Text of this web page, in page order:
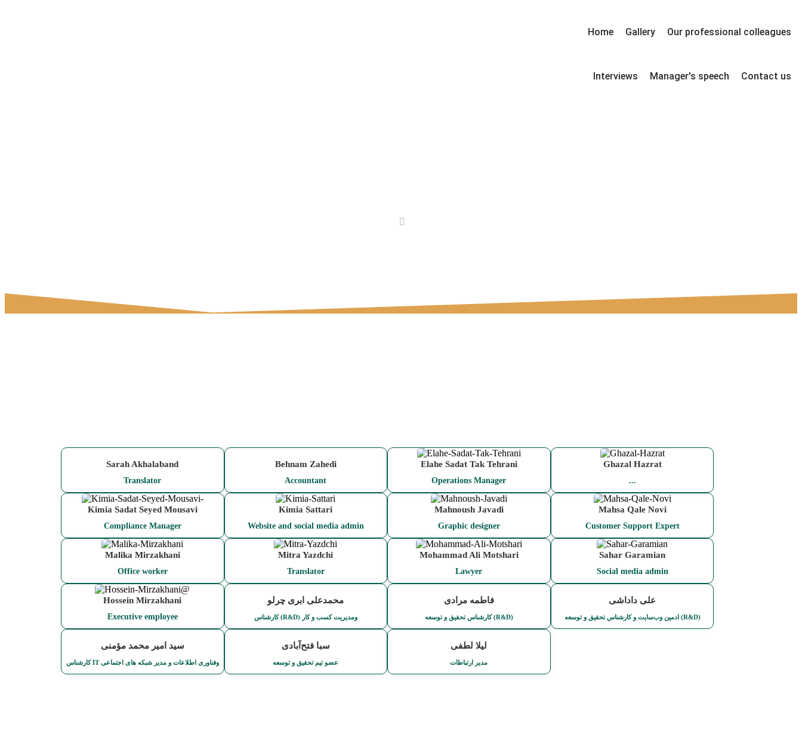
Home Gallery Our professional colleagues
Interviews Manager's speech Contact us
Sarah Akhalaband
Translator
Behnam Zahedi
Accountant
Elahe Sadat Tak Tehrani
Operations Manager
Ghazal Hazrat
...
Kimia Sadat Seyed Mousavi
Compliance Manager
Kimia Sattari
Website and social media admin
Mahnoush Javadi
Graphic designer
Mahsa Qale Novi
Customer Support Expert
Malika Mirzakhani
Office worker
Mitra Yazdchi
Translator
Mohammad Ali Motshari
Lawyer
Sahar Garamian
Social media admin
Hossein Mirzakhani
Executive employee
محمدعلی ابری چرلو
کارشناس (R&D) ومدیریت کسب و کار
فاطمه مرادی
کارشناس تحقیق و توسعه (R&D)
علی داداشی
ادمین وب‌سایت و کارشناس تحقیق و توسعه (R&D)
سید امیر محمد مؤمنی
کارشناس IT وفناوری اطلاعات و مدیر شبکه های اجتماعی
سبا فتح‌آبادی
عضو تیم تحقیق و توسعه
لیلا لطفی
مدیر ارتباطات